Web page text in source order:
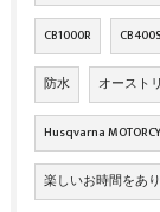
CB1000R
防水 オースト
Husqvarna
楽しいお時間をあ